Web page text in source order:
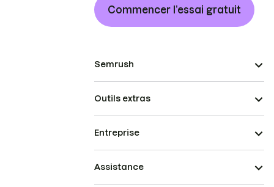
Commencer l’essai gratuit
Semrush
Outils extras
Entreprise
Assistance